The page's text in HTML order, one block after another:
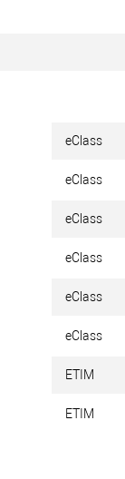
eClass
eClass
eClass
eClass
eClass
eClass
ETIM
ETIM